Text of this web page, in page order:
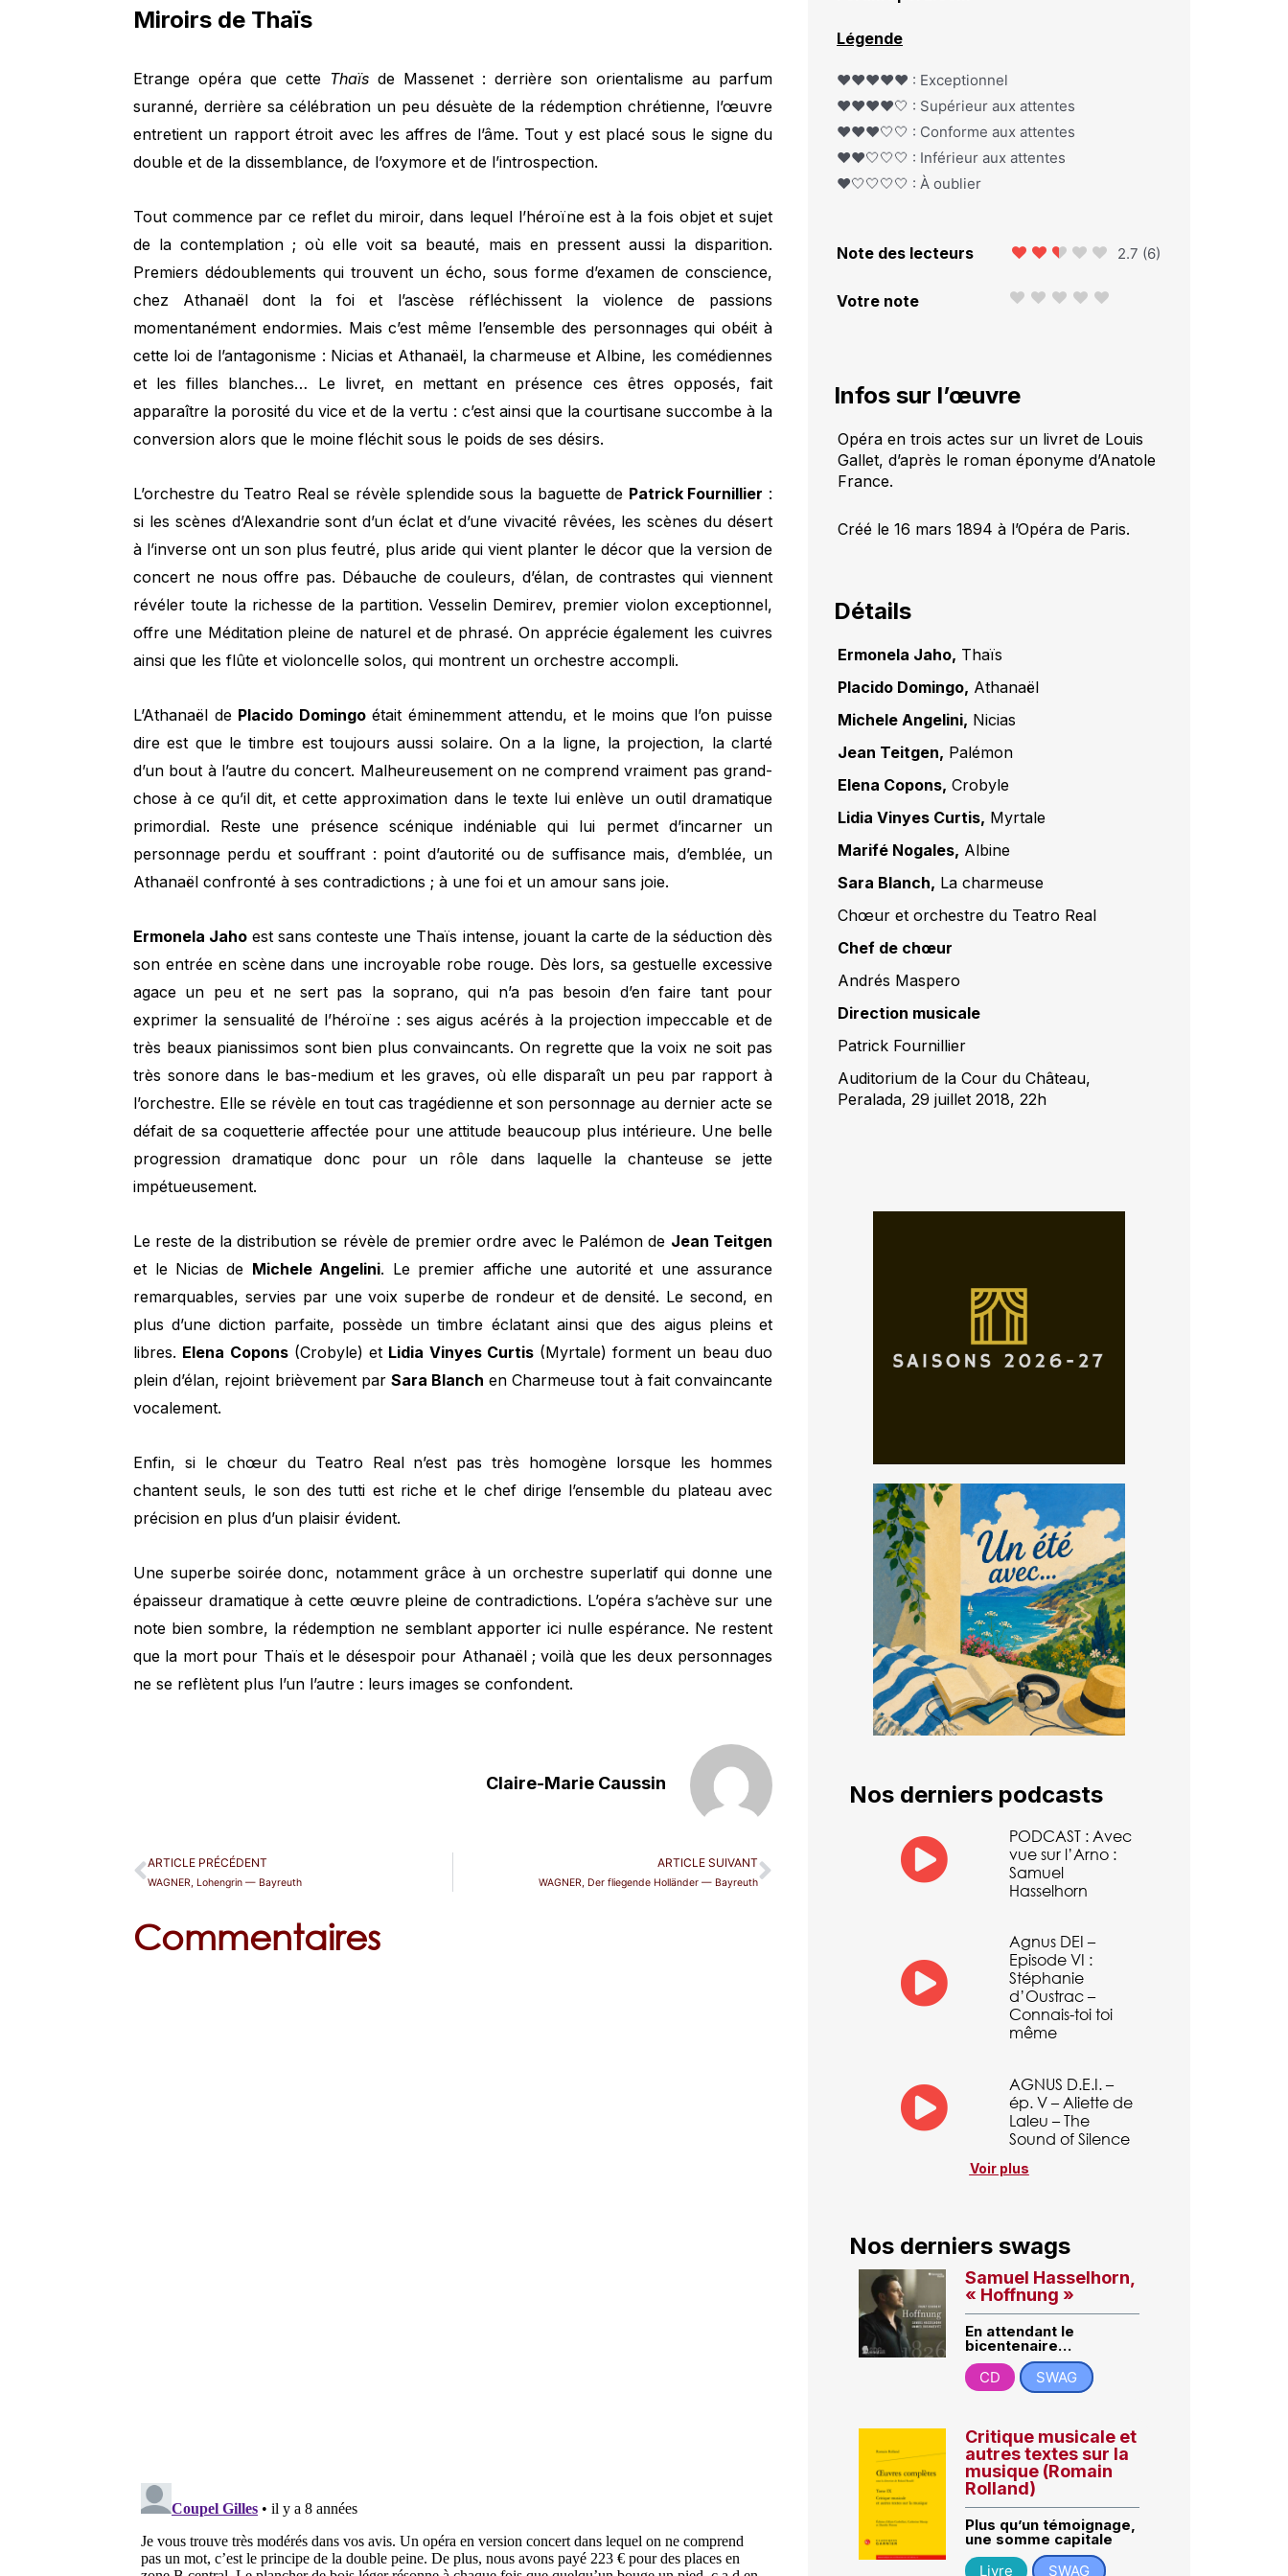
Miroirs de Thaïs
Etrange opéra que cette Thaïs de Massenet : derrière son orientalisme au parfum
suranné, derrière sa célébration un peu désuète de la rédemption chrétienne, l’œuvre
entretient un rapport étroit avec les affres de l’âme. Tout y est placé sous le signe du
double et de la dissemblance, de l’oxymore et de l’introspection.
Tout commence par ce reflet du miroir, dans lequel l’héroïne est à la fois objet et sujet
de la contemplation ; où elle voit sa beauté, mais en pressent aussi la disparition.
Premiers dédoublements qui trouvent un écho, sous forme d’examen de conscience,
chez Athanaël dont la foi et l’ascèse réfléchissent la violence de passions
momentanément endormies. Mais c’est même l’ensemble des personnages qui obéit à
cette loi de l’antagonisme : Nicias et Athanaël, la charmeuse et Albine, les comédiennes
et les filles blanches… Le livret, en mettant en présence ces êtres opposés, fait
apparaître la porosité du vice et de la vertu : c’est ainsi que la courtisane succombe à la
conversion alors que le moine fléchit sous le poids de ses désirs.
L’orchestre du Teatro Real se révèle splendide sous la baguette de Patrick Fournillier :
si les scènes d’Alexandrie sont d’un éclat et d’une vivacité rêvées, les scènes du désert
à l’inverse ont un son plus feutré, plus aride qui vient planter le décor que la version de
concert ne nous offre pas. Débauche de couleurs, d’élan, de contrastes qui viennent
révéler toute la richesse de la partition. Vesselin Demirev, premier violon exceptionnel,
offre une Méditation pleine de naturel et de phrasé. On apprécie également les cuivres
ainsi que les flûte et violoncelle solos, qui montrent un orchestre accompli.
L’Athanaël de Placido Domingoétait éminemment attendu, et le moins que l’on puisse
dire est que le timbre est toujours aussi solaire. On a la ligne, la projection, la clarté
d’un bout à l’autre du concert. Malheureusement on ne comprend vraiment pas grand-
chose à ce qu’il dit, et cette approximation dans le texte lui enlève un outil dramatique
primordial. Reste une présence scénique indéniable qui lui permet d’incarner un
personnage perdu et souffrant : point d’autorité ou de suffisance mais, d’emblée, un
Athanaël confronté à ses contradictions ; à une foi et un amour sans joie.
Ermonela Jaho est sans conteste une Thaïs intense, jouant la carte de la séduction dès
son entrée en scène dans une incroyable robe rouge. Dès lors, sa gestuelle excessive
agace un peu et ne sert pas la soprano, qui n’a pas besoin d’en faire tant pour
exprimer la sensualité de l’héroïne : ses aigus acérés à la projection impeccable et de
très beaux pianissimos sont bien plus convaincants. On regrette que la voix ne soit pas
très sonore dans le bas-medium et les graves, où elle disparaît un peu par rapport à
l’orchestre. Elle se révèle en tout cas tragédienne et son personnage au dernier acte se
défait de sa coquetterie affectée pour une attitude beaucoup plus intérieure. Une belle
progression dramatique donc pour un rôle dans laquelle la chanteuse se jette
impétueusement.
Le reste de la distribution se révèle de premier ordre avec le Palémon de Jean Teitgen
et le Nicias de Michele Angelini. Le premier affiche une autorité et une assurance
remarquables, servies par une voix superbe de rondeur et de densité. Le second, en
plus d’une diction parfaite, possède un timbre éclatant ainsi que des aigus pleins et
libres. Elena Copons(Crobyle) et Lidia Vinyes Curtis(Myrtale) forment un beau duo
plein d’élan, rejoint brièvement par Sara Blanch en Charmeuse tout à fait convaincante
vocalement.
Enfin, si le chœur du Teatro Real n’est pas très homogène lorsque les hommes
chantent seuls, le son des tutti est riche et le chef dirige l’ensemble du plateau avec
précision en plus d’un plaisir évident.
Une superbe soirée donc, notamment grâce à un orchestre superlatif qui donne une
épaisseur dramatique à cette œuvre pleine de contradictions. L’opéra s’achève sur une
note bien sombre, la rédemption ne semblant apporter ici nulle espérance. Ne restent
que la mort pour Thaïs et le désespoir pour Athanaël ; voilà que les deux personnages
ne se reflètent plus l’un l’autre : leurs images se confondent.
Claire-Marie Caussin
ARTICLE PRÉCÉDENT
WAGNER, Lohengrin — Bayreuth
ARTICLE SUIVANT
WAGNER, Der fliegende Holländer — Bayreuth
Commentaires
Légende
❤️❤️❤️❤️❤️ : Exceptionnel
❤️❤️❤️❤️🤍 : Supérieur aux attentes
❤️❤️❤️🤍🤍 : Conforme aux attentes
❤️❤️🤍🤍🤍 : Inférieur aux attentes
❤️🤍🤍🤍🤍 : À oublier
Note des lecteurs 2.7 (6)
Votre note
Infos sur l’œuvre
Opéra en trois actes sur un livret de Louis
Gallet, d’après le roman éponyme d’Anatole
France.
Créé le 16 mars 1894 à l’Opéra de Paris.
Détails
Ermonela Jaho, Thaïs
Placido Domingo, Athanaël
Michele Angelini, Nicias
Jean Teitgen, Palémon
Elena Copons, Crobyle
Lidia Vinyes Curtis, Myrtale
Marifé Nogales, Albine
Sara Blanch, La charmeuse
Chœur et orchestre du Teatro Real
Chef de chœur
Andrés Maspero
Direction musicale
Patrick Fournillier
Auditorium de la Cour du Château,
Peralada, 29 juillet 2018, 22h
Nos derniers podcasts
PODCAST : Avec
vue sur l’Arno :
Samuel
Hasselhorn
Agnus DEI –
Episode VI :
Stéphanie
d’Oustrac –
Connais-toi toi
même
AGNUS D.E.I. –
ép. V – Aliette de
Laleu – The
Sound of Silence
Voir plus
Nos derniers swags
Samuel Hasselhorn,
« Hoffnung »
En attendant le
bicentenaire…
CD
SWAG
Critique musicale et
autres textes sur la
musique (Romain
Rolland)
Plus qu’un témoignage,
une somme capitale
Livre
SWAG